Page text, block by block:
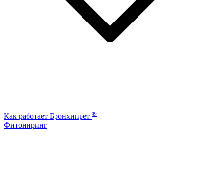
Как работает Бронхипрет ®
Фитониринг